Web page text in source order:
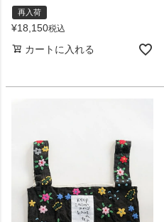
再入荷
¥18,150税込
カートに入れる